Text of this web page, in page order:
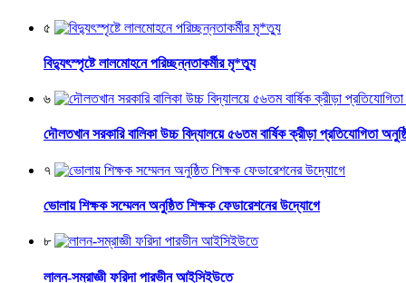
৫
বিদ্যুৎস্পৃষ্টে লালমোহনে পরিচ্ছন্নতাকর্মীর মৃ*ত্যু
৬
দৌলতখান সরকারি বালিকা উচ্চ বিদ্যালয়ে ৫৬তম বার্ষিক ক্রীড়া প্রতিযোগিতা
৭
ভোলায় শিক্ষক সম্মেলন অনুষ্ঠিত শিক্ষক ফেডারেশনের উদ্যোগে
৮
লালন-সম্রাজ্ঞী ফরিদা পারভীন আইসিইউতে